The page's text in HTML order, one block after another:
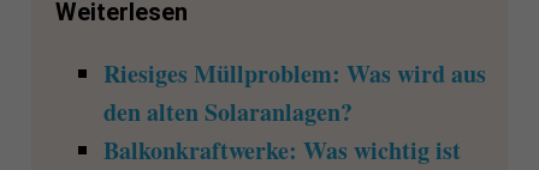
Weiterlesen
Riesiges Müllproblem: Was wird aus
den alten Solaranlagen?
Balkonkraftwerke: Was wichtig ist